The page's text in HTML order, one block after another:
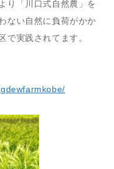
り「川口式自然農」を
ない自然に負荷がかか
で実践されてます。